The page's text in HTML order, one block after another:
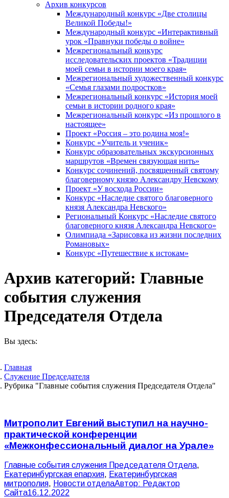
Архив конкурсов
Международный конкурс «Две столицы
Великой Победы!»
Международный конкурс «Интерактивный
урок «Правнуки победы о войне»
Межрегиональный конкурс
исследовательских проектов «Традиции
моей семьи в истории моего края»
Межрегиональный художественный конкурс
«Семья глазами подростков»
Межрегиональный конкурс «История моей
семьи в истории родного края»
Межрегиональный конкурс «Из прошлого в
настоящее»
Проект «Россия – это родина моя!»
Конкурс «Учитель и ученик»
Конкурс образовательных экскурсионных
маршрутов «Времен связующая нить»
Конкурс сочинений, посвященный святому
благоверному князю Александру Невскому
Проект «У восхода России»
Конкурс «Наследие святого благоверного
князя Александра Невского»
Региональный Конкурс «Наследие святого
благоверного князя Александра Невского»
Олимпиада «Зарисовка из жизни последних
Романовых»
Конкурс «Путешествие к истокам»
Архив категорий: Главные
события служения
Председателя Отдела
Вы здесь:
Главная
Служение Председателя
Рубрика "Главные события служения Председателя Отдела"
Митрополит Евгений выступил на научно-
практической конференции
«Межконфессиональный диалог на Урале»
Главные события служения Председателя Отдела,
Екатеринбургская епархия, Екатеринбургская
митрополия, Новости отделаАвтор: Редактор
Сайта16.12.2022